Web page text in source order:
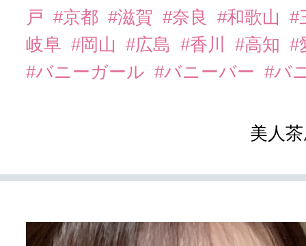
戸 #京都 #滋賀 #奈良 #和歌山
#
岐阜 #岡山 #広島 #香川 #高知 #
#バニーガール #バニーバー #バ
美人